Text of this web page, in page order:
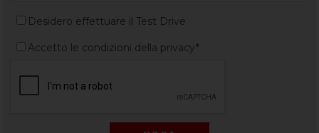
Desidero effettuare il Test Drive
Accetto le condizioni della privacy*